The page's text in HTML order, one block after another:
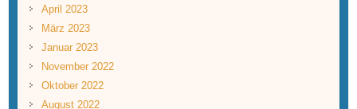
April 2023
März 2023
Januar 2023
November 2022
Oktober 2022
August 2022